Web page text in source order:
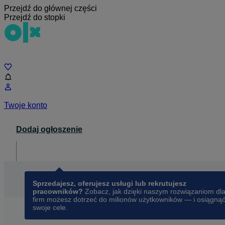
Przejdź do głównej części
Przejdź do stopki
Twoje konto
Dodaj ogłoszenie
Sprzedajesz, oferujesz usługi lub rekrutujesz
pracowników? Zobacz, jak dzięki naszym rozwiązaniom dla
firm możesz dotrzeć do milionów użytkowników — i osiągnąć
swoje cele.